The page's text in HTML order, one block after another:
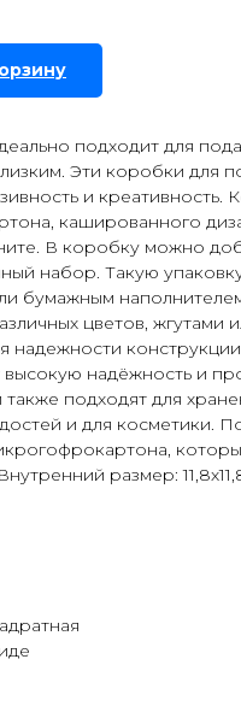
подходит для
Эти коробки для
и креативность.
кашированного
В коробку можно
набор. Такую
бумажным
цветов, жгутами
надежности
высокую надёжность и
подходят для
и для косметики.
размер: